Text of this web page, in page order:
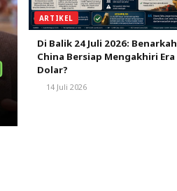
ARTIKEL
Di Balik 24 Juli 2026: Benarkah
China Bersiap Mengakhiri Era
Dolar?
14 Juli 2026